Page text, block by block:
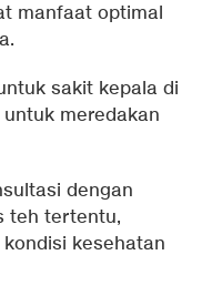
manfaat optimal
sakit kepala di
meredakan
dengan
teh tertentu,
kesehatan